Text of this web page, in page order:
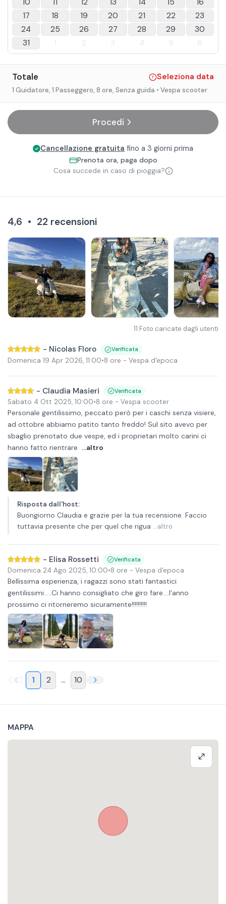
10 11 12 13 14 15
16
17
18 19 20 21 22
23
24
25 26 27 28 29
30
31
1 2 3 4 5 6
Totale Seleziona data
1 Guidatore, 1 Passeggero, 8 ore, Senza guida • Vespa scooter
Procedi
Cancellazione gratuita fino a 3 giorni prima
Prenota ora, paga dopo
Cosa succede in caso di pioggia?
4,6 • 22 recensioni
11 Foto caricate dagli utenti
- Nicolas Floro Verificata
Domenica 19 Apr 2026, 11:00•8 ore - Vespa d'epoca
- Claudia Masieri Verificata
Sabato 4 Ott 2025, 10:00•8 ore - Vespa scooter
Personale gentilissimo, peccato però per i caschi senza visiere,
ad ottobre abbiamo patito tanto freddo! Sul sito avevo per
sbaglio prenotato due vespe, ed i proprietari molto carini ci
hanno fatto rientrare ...altro
Risposta dall'host:
Buongiorno Claudia e grazie per la tua recensione. Faccio
tuttavia presente che per quel che rigua ...altro
- Elisa Rossetti Verificata
Domenica 24 Ago 2025, 10:00•8 ore - Vespa d'epoca
Bellissima esperienza, i ragazzi sono stati fantastici
gentilissimi.....Ci hanno consigliato che giro fare....l'anno
prossimo ci ritorneremo sicuramente!!!!!!!!!!
1 2 ... 10
MAPPA